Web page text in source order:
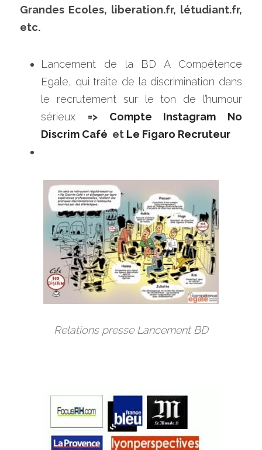
Grandes Ecoles, liberation.fr, létudiant.fr,
etc.
Lancement de la BD A Compétence
Egale, qui traite de la discrimination dans
le recrutement sur le ton de l’humour
sérieux => Compte Instagram No
Discrim Café
  et
Le Figaro Recruteur
Relations presse Lancement BD